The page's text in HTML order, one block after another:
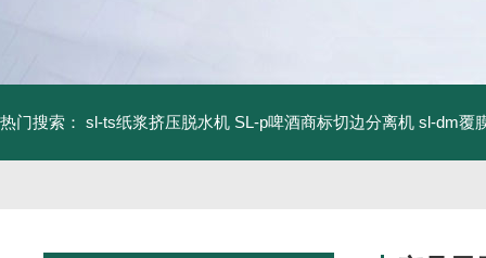
热门搜索： sl-ts纸浆挤压脱水机 SL-p啤酒商标切边分离机 sl-dm覆